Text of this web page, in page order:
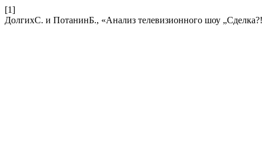
[1]
ДолгихС. и ПотанинБ., «Анализ телевизионного шоу